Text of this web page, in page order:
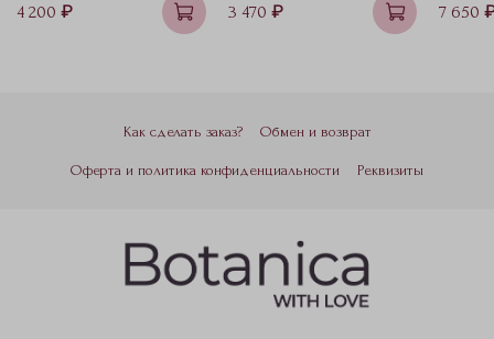
4 200 ₽ 3 470 ₽ 7 650
Как сделать заказ? Обмен и возврат
Оферта и политика конфиденциальности Реквизиты